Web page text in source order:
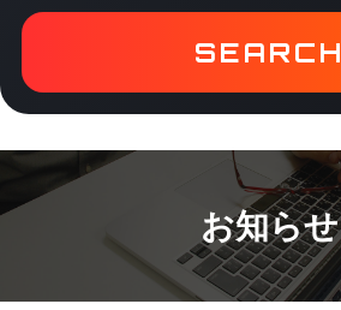
SEARCH
テ
ゲ
お知らせ